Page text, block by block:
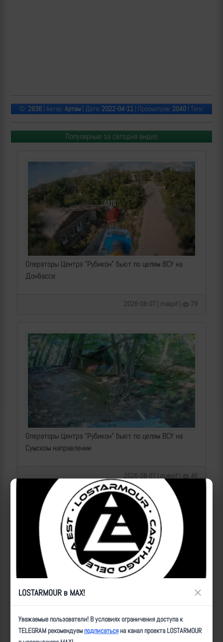
ID: 2636| Автор: Артем| Дата: 2022-04-11| Просмотров: 2040| Теги:
Популярные за сегодня видео
Операторы Центра "Рубикон" бьют по целям ВСУ на
Донбассе
2026-08-07 | makpif | 79
Операторы Центра "Рубикон" бьют по целям ВСУ на
Сумском направлении
2026-08-07 | makpif | 46
Операторы Центра "Рубикон" бьют по целям ВСУ на
Краснолиманском направлении
LOSTARMOUR в MAX! ×
Уважаемые пользователи! В условиях ограничения доступа к
TELEGRAM рекомендуемподписатьсяна канал проекта LOSTARMOUR